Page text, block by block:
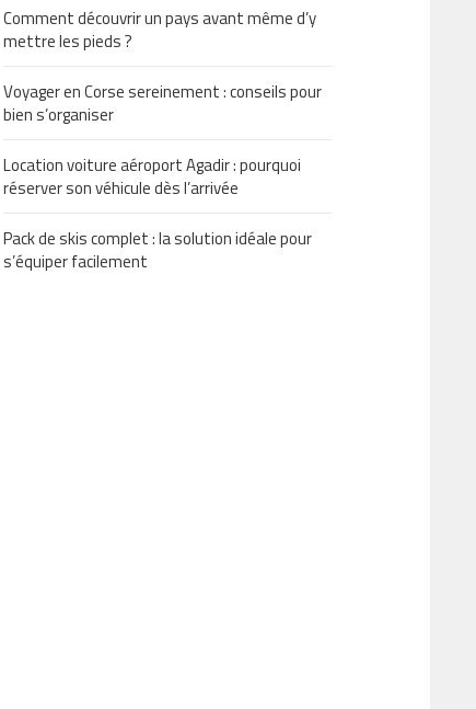
Comment découvrir un pays avant même d’y
mettre les pieds ?
Voyager en Corse sereinement : conseils pour
bien s’organiser
Location voiture aéroport Agadir : pourquoi
réserver son véhicule dès l’arrivée
Pack de skis complet : la solution idéale pour
s’équiper facilement